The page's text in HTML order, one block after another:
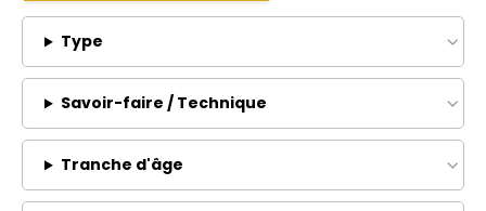
Type
Savoir-faire / Technique
Tranche d'âge